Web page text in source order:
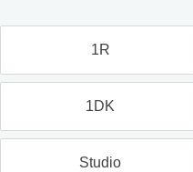
1R
1DK
Studio